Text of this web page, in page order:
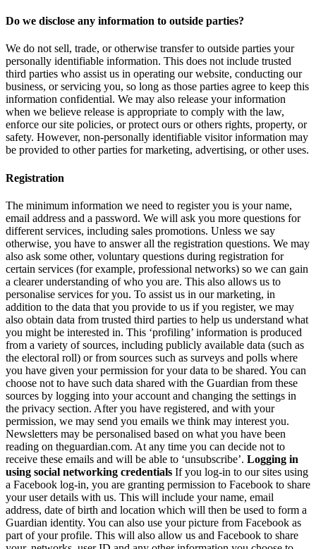
Do we disclose any information to outside parties?
We do not sell, trade, or otherwise transfer to outside parties your
personally identifiable information. This does not include trusted
third parties who assist us in operating our website, conducting our
business, or servicing you, so long as those parties agree to keep this
information confidential. We may also release your information
when we believe release is appropriate to comply with the law,
enforce our site policies, or protect ours or others rights, property, or
safety. However, non-personally identifiable visitor information may
be provided to other parties for marketing, advertising, or other uses.
Registration
The minimum information we need to register you is your name,
email address and a password. We will ask you more questions for
different services, including sales promotions. Unless we say
otherwise, you have to answer all the registration questions. We may
also ask some other, voluntary questions during registration for
certain services (for example, professional networks) so we can gain
a clearer understanding of who you are. This also allows us to
personalise services for you. To assist us in our marketing, in
addition to the data that you provide to us if you register, we may
also obtain data from trusted third parties to help us understand what
you might be interested in. This ‘profiling’ information is produced
from a variety of sources, including publicly available data (such as
the electoral roll) or from sources such as surveys and polls where
you have given your permission for your data to be shared. You can
choose not to have such data shared with the Guardian from these
sources by logging into your account and changing the settings in
the privacy section. After you have registered, and with your
permission, we may send you emails we think may interest you.
Newsletters may be personalised based on what you have been
reading on theguardian.com. At any time you can decide not to
receive these emails and will be able to ‘unsubscribe’. Logging in
using social networking credentials If you log-in to our sites using
a Facebook log-in, you are granting permission to Facebook to share
your user details with us. This will include your name, email
address, date of birth and location which will then be used to form a
Guardian identity. You can also use your picture from Facebook as
part of your profile. This will also allow us and Facebook to share